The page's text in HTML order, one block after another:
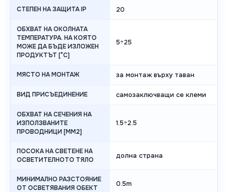
СТЕПЕН НА ЗАЩИТА IP 20
ОБХВАТ НА ОКОЛНАТА
ТЕМПЕРАТУРА. НА КОЯТО
МОЖЕ ДА БЪДЕ ИЗЛОЖЕН
ПРОДУКТЪТ [°C]
5÷25
МЯСТО НА МОНТАЖ за монтаж върху таван
ВИД ПРИСЪЕДИНЕНИЕ самозаключващи се клеми
ОБХВАТ НА СЕЧЕНИЯ НА
ИЗПОЛЗВАНИТЕ
ПРОВОДНИЦИ [MM2]
1.5÷2.5
ПОСОКА НА СВЕТЕНЕ НА
ОСВЕТИТЕЛНОТО ТЯЛО
долна страна
МИНИМАЛНО РАЗСТОЯНИЕ
ОТ ОСВЕТЯВАНИЯ ОБЕКТ
0.5m